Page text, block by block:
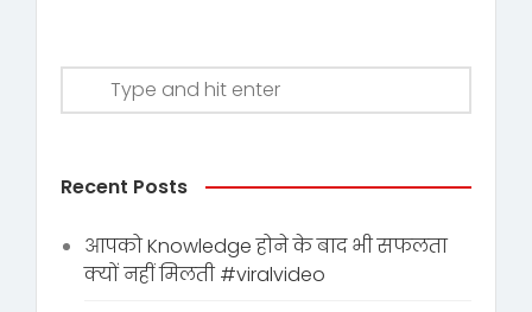
Recent Posts
आपको Knowledge होने के बाद भी सफलता
क्यों नहीं मिलती #viralvideo